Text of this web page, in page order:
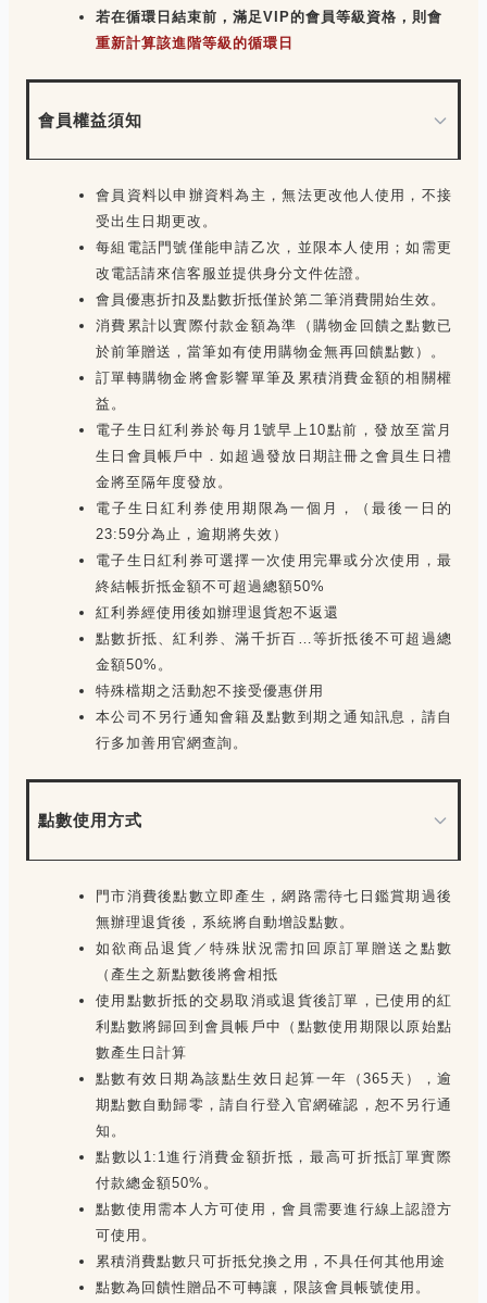
若在循環日結束前，滿足VIP的會員等級資格，則會
重新計算該進階等級的循環日
會員權益須知
會員資料以申辦資料為主，無法更改他人使用，不接
受出生日期更改。
每組電話門號僅能申請乙次，並限本人使用；如需更
改電話請來信客服並提供身分文件佐證。
會員優惠折扣及點數折抵僅於第二筆消費開始生效。
消費累計以實際付款金額為準（購物金回饋之點數已
於前筆贈送，當筆如有使用購物金無再回饋點數）。
訂單轉購物金將會影響單筆及累積消費金額的相關權
益。
電子生日紅利券於每月1號早上10點前，發放至當月
生日會員帳戶中．如超過發放日期註冊之會員生日禮
金將至隔年度發放。
電子生日紅利券使用期限為一個月，（最後一日的
23:59分為止，逾期將失效）
電子生日紅利券可選擇一次使用完畢或分次使用，最
終結帳折抵金額不可超過總額50%
紅利券經使用後如辦理退貨恕不返還
點數折抵、紅利券、滿千折百…等折抵後不可超過總
金額50%。
特殊檔期之活動恕不接受優惠併用
本公司不另行通知會籍及點數到期之通知訊息，請自
行多加善用官網查詢。
點數使用方式
門市消費後點數立即產生，網路需待七日鑑賞期過後
無辦理退貨後，系統將自動增設點數。
如欲商品退貨／特殊狀況需扣回原訂單贈送之點數
（產生之新點數後將會相抵
使用點數折抵的交易取消或退貨後訂單，已使用的紅
利點數將歸回到會員帳戶中（點數使用期限以原始點
數產生日計算
點數有效日期為該點生效日起算一年（365天），逾
期點數自動歸零，請自行登入官網確認，恕不另行通
知。
點數以1:1進行消費金額折抵，最高可折抵訂單實際
付款總金額50%。
點數使用需本人方可使用，會員需要進行線上認證方
可使用。
累積消費點數只可折抵兌換之用，不具任何其他用途
點數為回饋性贈品不可轉讓，限該會員帳號使用。